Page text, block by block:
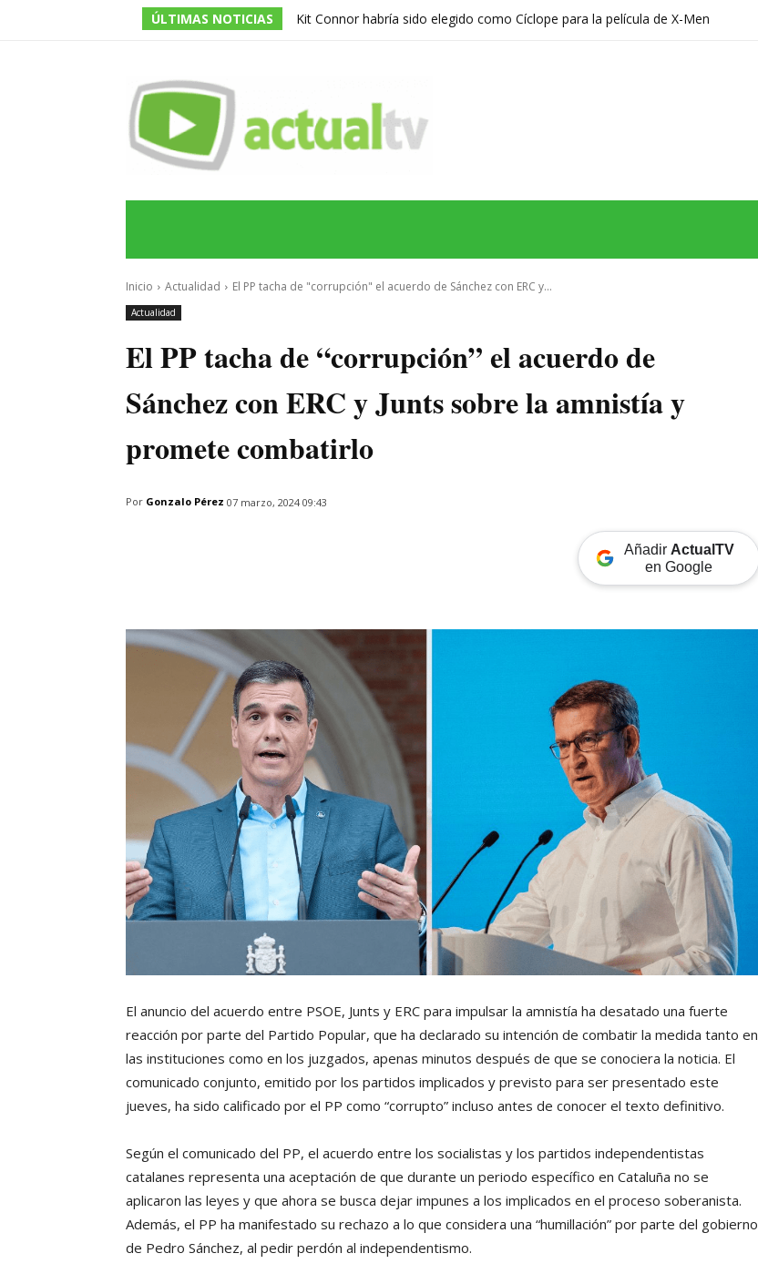
ÚLTIMAS NOTICIAS
Kit Connor habría sido elegido como Cíclope para la película de X-Men
Inicio Actualidad El PP tacha de "corrupción" el acuerdo de Sánchez con ERC y...
Actualidad
El PP tacha de “corrupción” el acuerdo de
Sánchez con ERC y Junts sobre la amnistía y
promete combatirlo
Por Gonzalo Pérez 07 marzo, 2024 09:43
Añadir ActualTV
en Google
El anuncio del acuerdo entre PSOE, Junts y ERC para impulsar la amnistía ha desatado una fuerte
reacción por parte del Partido Popular, que ha declarado su intención de combatir la medida tanto en
las instituciones como en los juzgados, apenas minutos después de que se conociera la noticia. El
comunicado conjunto, emitido por los partidos implicados y previsto para ser presentado este
jueves, ha sido calificado por el PP como “corrupto” incluso antes de conocer el texto definitivo.
Según el comunicado del PP, el acuerdo entre los socialistas y los partidos independentistas
catalanes representa una aceptación de que durante un periodo específico en Cataluña no se
aplicaron las leyes y que ahora se busca dejar impunes a los implicados en el proceso soberanista.
Además, el PP ha manifestado su rechazo a lo que considera una “humillación” por parte del gobierno
de Pedro Sánchez, al pedir perdón al independentismo.